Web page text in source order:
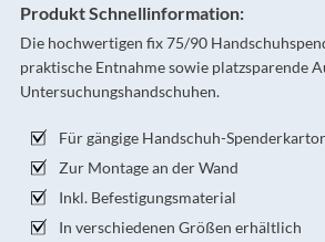
Produkt Schnellinformation:
Die hochwertigen fix 75/90
praktische Entnahme sowie platzsparende
Untersuchungshandschuhen.
Für gängige Handschuh-
Zur Montage an der Wand
Inkl. Befestigungsmaterial
In verschiedenen Größen erhältlich